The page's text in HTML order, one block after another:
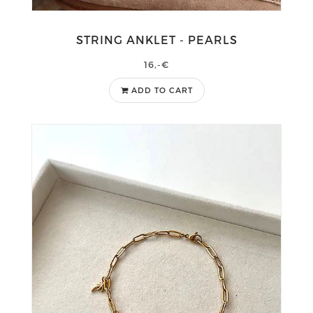
STRING ANKLET - PEARLS
16,-€
ADD TO CART